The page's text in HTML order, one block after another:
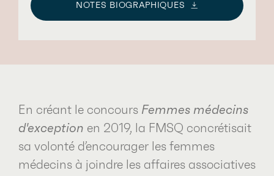
NOTES BIOGRAPHIQUES
En créant le concours Femmes médecins
d'exception en 2019, la FMSQ concrétisait
sa volonté d’encourager les femmes
médecins à joindre les affaires associatives